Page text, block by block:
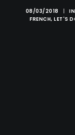
08/03/2018 | IN
FRENCH, LET'S